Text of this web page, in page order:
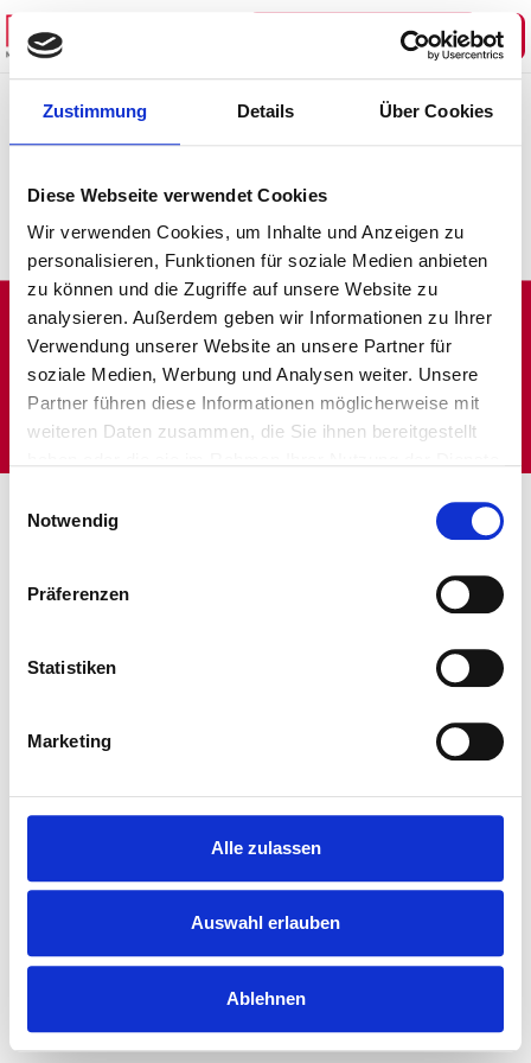
Zustimmung Details Über Cookies
Diese Webseite verwendet Cookies
Wir verwenden Cookies, um Inhalte und Anzeigen zu
personalisieren, Funktionen für soziale Medien anbieten
zu können und die Zugriffe auf unsere Website zu
analysieren. Außerdem geben wir Informationen zu Ihrer
Verwendung unserer Website an unsere Partner für
soziale Medien, Werbung und Analysen weiter. Unsere
Partner führen diese Informationen möglicherweise mit
weiteren Daten zusammen, die Sie ihnen bereitgestellt
Notwendig
Präferenzen
Statistiken
Marketing
Alle zulassen
Auswahl erlauben
Ablehnen
Jetzt kostenlos informieren!
Category:
Uncategorized
Welcome to WordPress. This is your first post. Edit or
delete it, then start writing!
Weitere Mischer von beba Technology
Maßblatt - DownloadImpressum/Datenschutz